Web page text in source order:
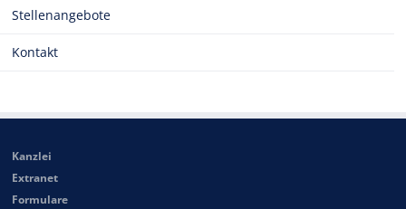
Stellenangebote
Kontakt
Kanzlei
Extranet
Formulare